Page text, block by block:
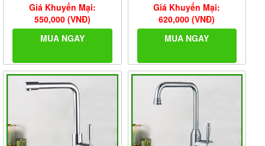
Giá Khuyến Mại:
550,000 (VNĐ)
MUA NGAY
Giá Khuyến Mại:
620,000 (VNĐ)
MUA NGAY